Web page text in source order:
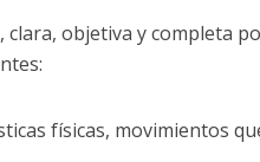
objetiva y completa
físicas, movimientos